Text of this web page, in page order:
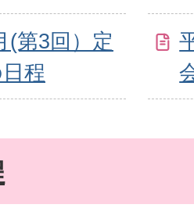
(第3回）定
程